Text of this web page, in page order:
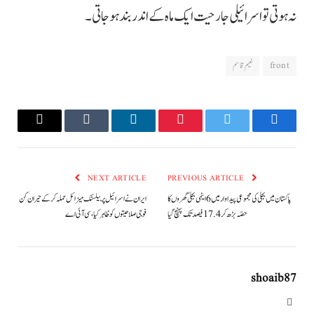
نہ ہوتی تو اسرائیلی جارحیت ایک ماہ کے اندر بند ہو جاتی۔
front نعیم قاسم
Facebook
Twitter
Pinterest
LinkedIn
Tumblr
Email
پاکستان میں بجلی کی مجموعی پیداوار میں 6 ایٹمی بجلی گھروں کا
حصّہ بڑھ کر 17.4 فیصد تک پہنچ گیا
NEXT ARTICLE
ایران نے اسرائیل پر بیلسٹک میزائل حملہ کرکے حیران کن
فوجی صلاحیتوں کو ظاہر کیا، سی آئی اے
shoaib87